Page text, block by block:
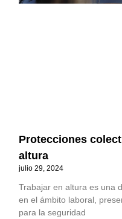
Protecciones
altura
julio 29, 2024
Trabajar en altura es una
en el ámbito laboral,
para la seguridad